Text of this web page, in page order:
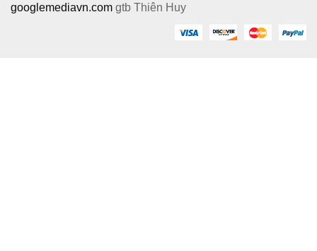
googlemediavn.com gtb Thiên Huy